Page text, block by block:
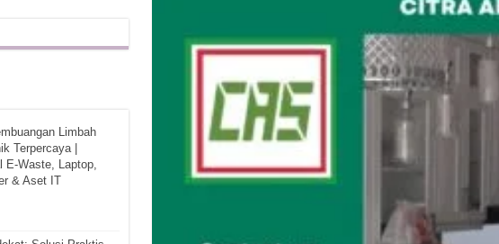
Limbah
Terpercaya |
E-Waste, Laptop,
& Aset IT